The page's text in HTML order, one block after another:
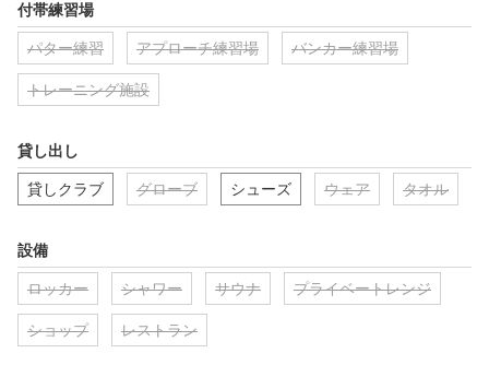
付帯練習場
パター練習 アプローチ練習場 バンカー練習場
トレーニング施設
貸し出し
貸しクラブ グローブ シューズ ウェア タオル
設備
ロッカー シャワー サウナ プライベートレンジ
ショップ レストラン